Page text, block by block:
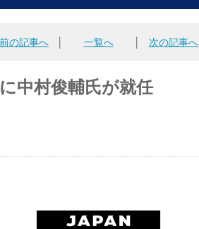
前の記事へ│ 一覧へ 次の記事へ
中村俊輔氏が就任